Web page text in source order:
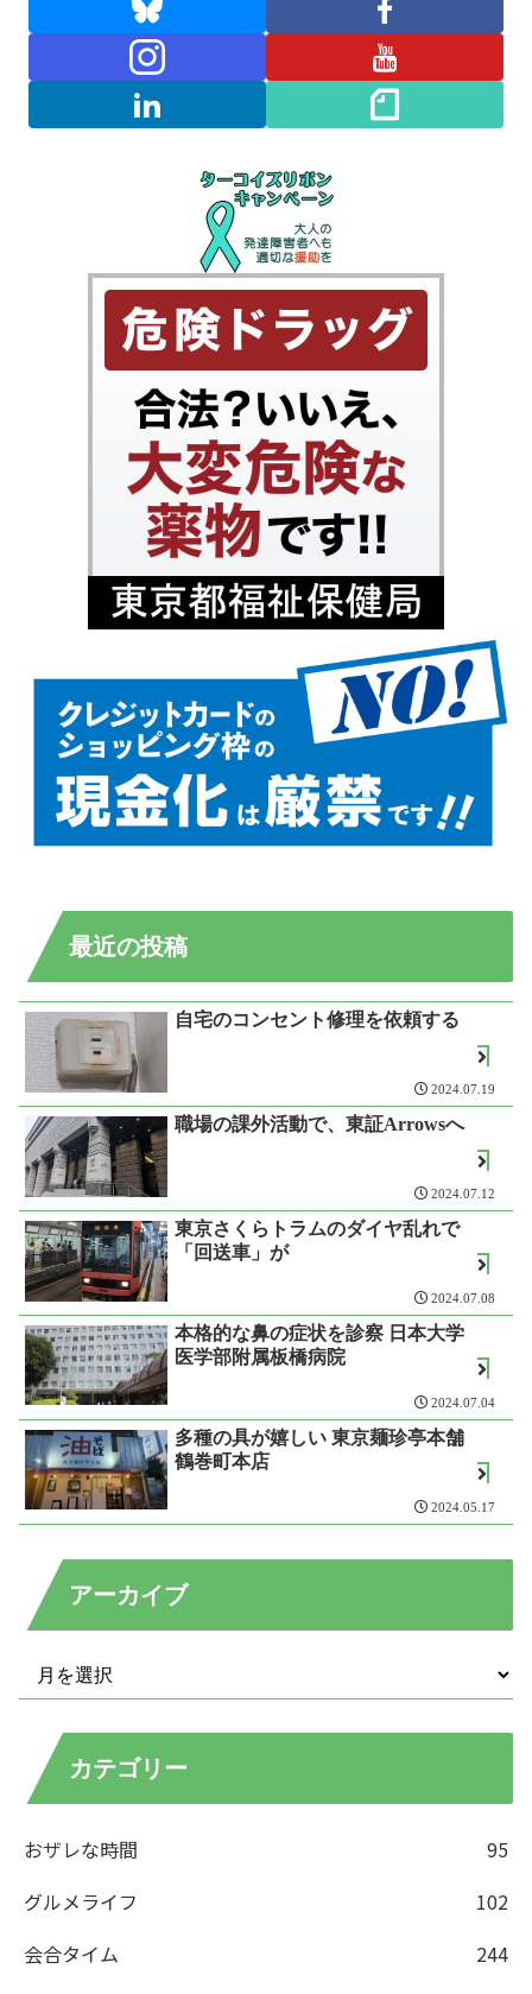
最近の投稿
自宅のコンセント修理を依頼する
2024.07.19
職場の課外活動で、東証Arrowsへ
2024.07.12
東京さくらトラムのダイヤ乱れで
「回送車」が
2024.07.08
本格的な鼻の症状を診察 日本大学
医学部附属板橋病院
2024.07.04
多種の具が嬉しい 東京麺珍亭本舗
鶴巻町本店
2024.05.17
アーカイブ
カテゴリー
おザレな時間
95
グルメライフ
102
会合タイム
244